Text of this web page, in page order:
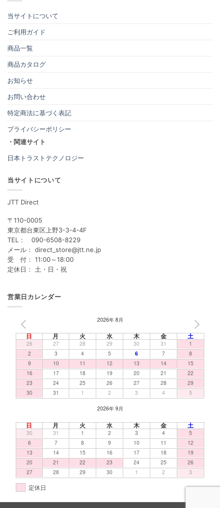
当サイトについて
ご利用ガイド
商品一覧
商品カタログ
お知らせ
お問い合わせ
特定商法に基づく表記
プライバシーポリシー
・関連サイト
日本トラストテクノロジー
当サイトについて
JTT Direct
〒110-0005
東京都台東区上野3-3-4-4F
TEL： 090-6508-8229
メール： direct_store@jtt.ne.jp
受 付： 11:00～18:00
定休日： 土・日・祝
営業日カレンダー
2026年 8月
日 月 火 水 木 金 土
26 27 28 29 30 31
1
2
3 4 5 6 7
8
9
10 11 12 13 14
15
16
17 18 19 20 21
22
23
24 25 26 27 28
29
30
31 1 2 3 4 5
2026年 9月
日 月 火 水 木 金 土
30 31 1 2 3 4
5
6
7 8 9 10 11
12
13
14 15 16 17 18
19
20
21 22 23 24 25
26
27
28 29 30 1 2 3
定休日